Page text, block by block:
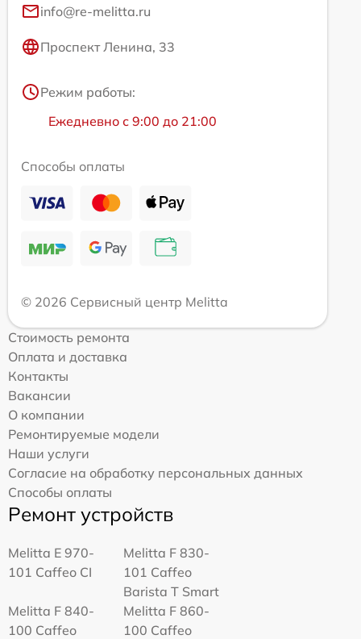
info@re-melitta.ru
Проспект Ленина, 33
Режим работы:
Ежедневно с 9:00 до 21:00
Способы оплаты
© 2026 Сервисный центр Melitta
Стоимость ремонта
Оплата и доставка
Контакты
Вакансии
О компании
Ремонтируемые модели
Наши услуги
Согласие на обработку персональных данных
Способы оплаты
Ремонт устройств
Melitta Е 970-
101 Caffeo CI
Melitta F 830-
101 Caffeo
Barista T Smart
Melitta F 840-
100 Caffeo
Melitta F 860-
100 Caffeo